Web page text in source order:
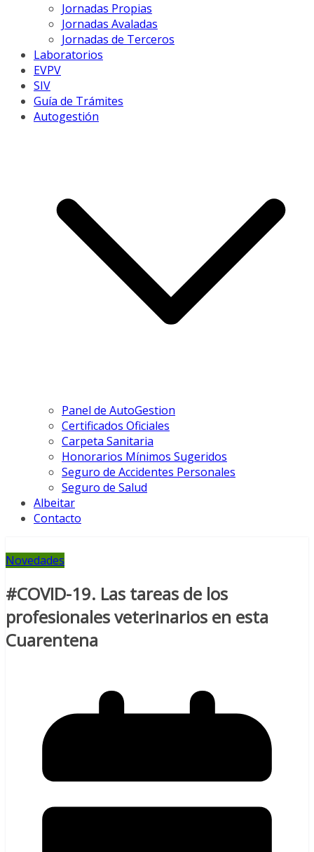
Jornadas Propias
Jornadas Avaladas
Jornadas de Terceros
Laboratorios
EVPV
SIV
Guía de Trámites
Autogestión
Panel de AutoGestion
Certificados Oficiales
Carpeta Sanitaria
Honorarios Mínimos Sugeridos
Seguro de Accidentes Personales
Seguro de Salud
Albeitar
Contacto
Novedades
#COVID-19. Las tareas de los
profesionales veterinarios en esta
Cuarentena